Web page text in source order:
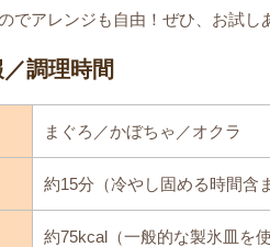
でアレンジも自由！ぜひ、お試し
調理時間
まぐろ／かぼちゃ／オクラ
約15分（冷やし固める時間含
約75kcal（一般的な製氷皿を